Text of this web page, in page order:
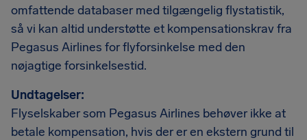
omfattende databaser med tilgængelig flystatistik,
så vi kan altid understøtte et kompensationskrav fra
Pegasus Airlines for flyforsinkelse med den
nøjagtige forsinkelsestid.
Undtagelser:
Flyselskaber som Pegasus Airlines behøver ikke at
betale kompensation, hvis der er en ekstern grund til